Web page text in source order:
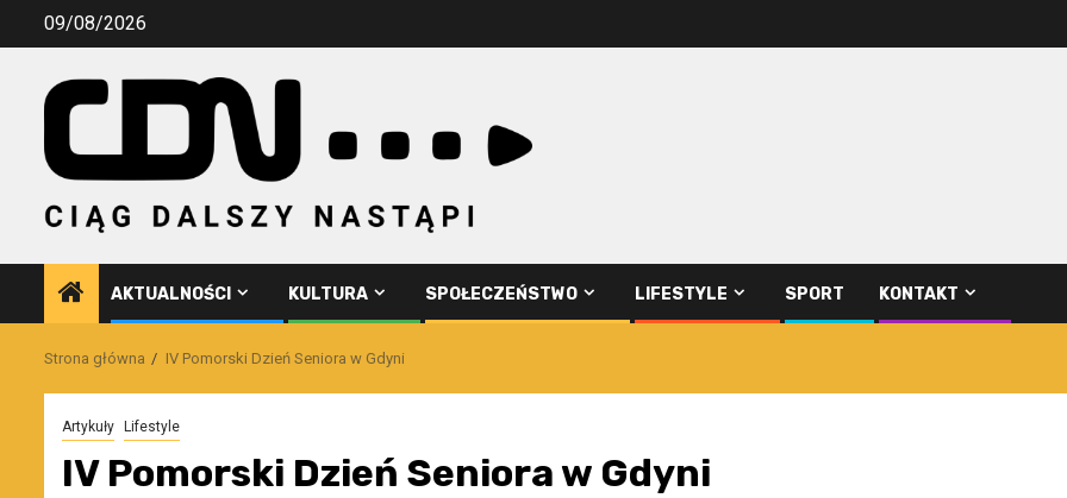
Przejdź09/08/2026
AKTUALNOŚCI KULTURA SPOŁECZEŃSTWO LIFESTYLE SPORT KONTAKT
Strona główna IV Pomorski Dzień Seniora w Gdyni
Artykuły Lifestyle
IV Pomorski Dzień Seniora w Gdyni